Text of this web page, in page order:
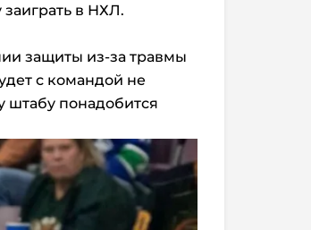
заиграть в НХЛ.
защиты из-за травмы
с командой не
штабу понадобится